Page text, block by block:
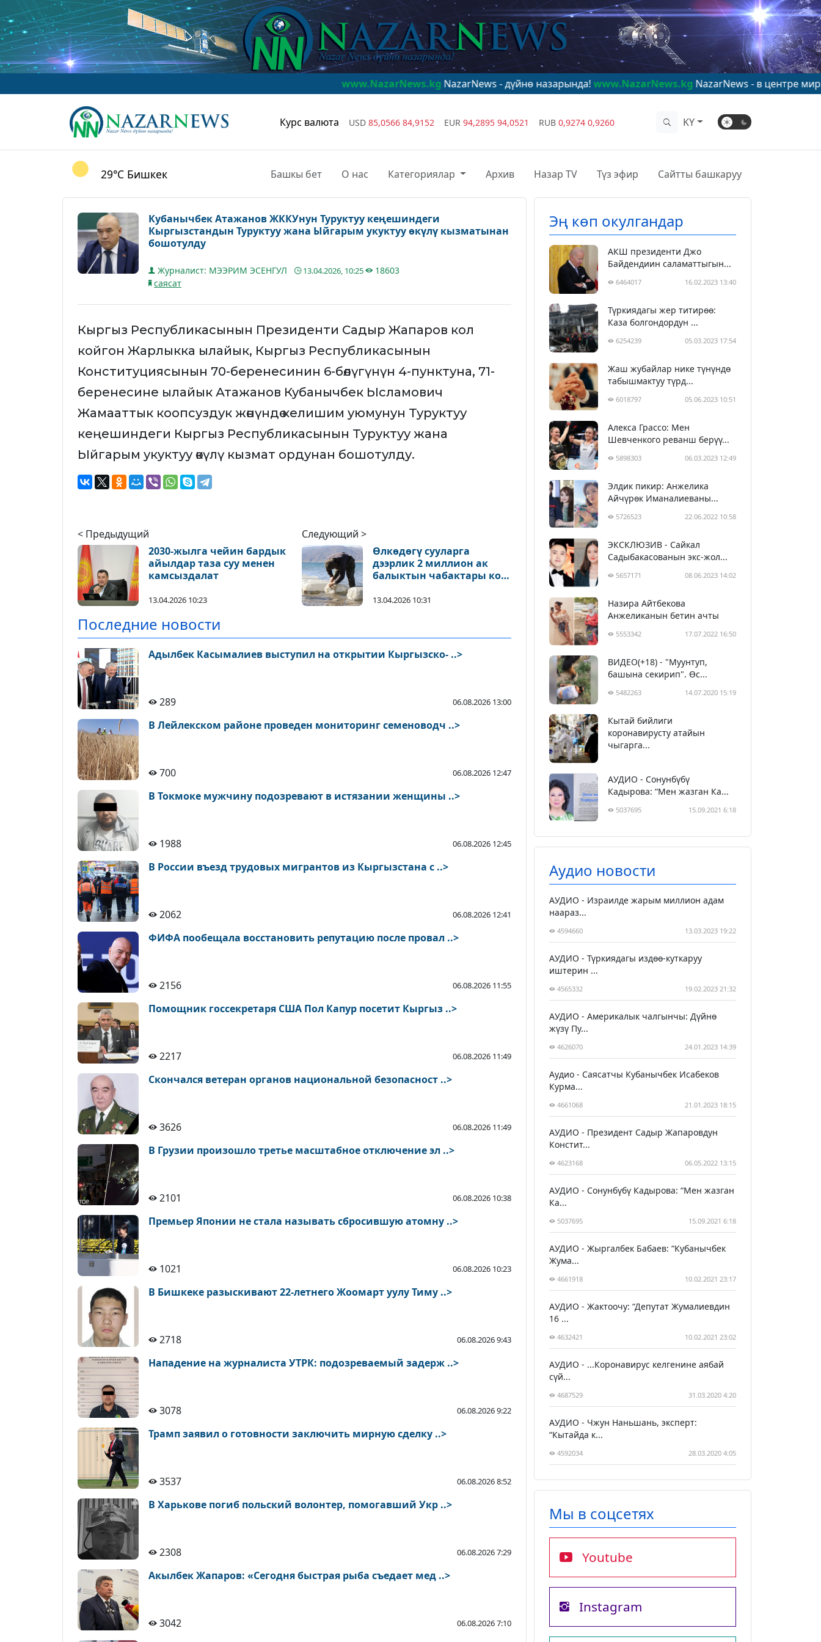
www.NazarNews.kgNazarNews - дүйнө назарында!www.NazarNews.kgNazarNews - в центре мирового
Курс валюта USD 85,0566 84,9152 EUR 94,2895 94,0521 RUB 0,9274 0,9260 KY
29°C Бишкек Башкы бет О нас Категориялар Архив Назар TV Түз эфир Сайтты башкаруу
Кубанычбек Атажанов ЖККУнун Туруктуу кеңешиндеги
Кыргызстандын Туруктуу жана Ыйгарым укуктуу өкүлү кызматынан
бошотулду
Журналист: МЭЭРИМ ЭСЕНГУЛ 13.04.2026, 10:25
18603
саясат
Кыргыз Республикасынын Президенти Садыр Жапаров кол
койгон Жарлыкка ылайык, Кыргыз Республикасынын
Конституциясынын 70-беренесинин 6-бөлүгүнүн 4-пунктуна, 71-
беренесине ылайык Атажанов Кубанычбек Ысламович
Жамааттык коопсуздук жөнүндө келишим уюмунун Туруктуу
кеңешиндеги Кыргыз Республикасынын Туруктуу жана
Ыйгарым укуктуу өкүлү кызмат ордунан бошотулду.
< Предыдущий
2030-жылга чейин бардык
айылдар таза суу менен
камсыздалат
13.04.2026 10:23
Следующий >
Өлкөдөгү сууларга
дээрлик 2 миллион ак
балыктын чабактары коё
13.04.2026 10:31
Последние новости
Адылбек Касымалиев выступил на открытии Кыргызско- ..>
289 06.08.2026 13:00
В Лейлекском районе проведен мониторинг семеноводч ..>
700 06.08.2026 12:47
В Токмоке мужчину подозревают в истязании женщины ..>
1988 06.08.2026 12:45
В России въезд трудовых мигрантов из Кыргызстана с ..>
2062 06.08.2026 12:41
ФИФА пообещала восстановить репутацию после провал ..>
2156 06.08.2026 11:55
Помощник госсекретаря США Пол Капур посетит Кыргыз ..>
2217 06.08.2026 11:49
Скончался ветеран органов национальной безопасност ..>
3626 06.08.2026 11:49
В Грузии произошло третье масштабное отключение эл ..>
2101 06.08.2026 10:38
Премьер Японии не стала называть сбросившую атомну ..>
1021 06.08.2026 10:23
В Бишкеке разыскивают 22-летнего Жоомарт уулу Тиму ..>
2718 06.08.2026 9:43
Нападение на журналиста УТРК: подозреваемый задерж ..>
3078 06.08.2026 9:22
Трамп заявил о готовности заключить мирную сделку ..>
3537 06.08.2026 8:52
В Харькове погиб польский волонтер, помогавший Укр ..>
2308 06.08.2026 7:29
Акылбек Жапаров: «Сегодня быстрая рыба съедает мед ..>
3042 06.08.2026 7:10
Эң көп окулгандар
АКШ президенти Джо
Байдендиин саламаттыгын...
6464017 16.02.2023 13:40
Түркиядагы жер титирөө:
Каза болгондордун ...
6254239 05.03.2023 17:54
Жаш жубайлар нике түнүндө
табышмактуу түрд...
6018797 05.06.2023 10:51
Алекса Грассо: Мен
Шевченкого реванш берүү...
5898303 06.03.2023 12:49
Элдик пикир: Анжелика
Айчүрөк Иманалиеваны...
5726523 22.06.2022 10:58
ЭКСКЛЮЗИВ - Сайкал
Садыбакасованын экс-жол...
5657171 08.06.2023 14:02
Назира Айтбекова
Анжеликанын бетин ачты
5553342 17.07.2022 16:50
ВИДЕО(+18) - "Муунтуп,
башына секирип". Өс...
5482263 14.07.2020 15:19
Кытай бийлиги
коронавирусту атайын
чыгарга...
АУДИО - Сонунбүбү
Кадырова: “Мен жазган Ка...
5037695 15.09.2021 6:18
Аудио новости
АУДИО - Израилде жарым миллион адам
наараз...
4594660 13.03.2023 19:22
АУДИО - Түркиядагы издөө-куткаруу
иштерин ...
4565332 19.02.2023 21:32
АУДИО - Америкалык чалгынчы: Дүйнө
жүзү Пу...
4626070 24.01.2023 14:39
Аудио - Саясатчы Кубанычбек Исабеков
Курма...
4661068 21.01.2023 18:15
АУДИО - Президент Садыр Жапаровдун
Констит...
4623168 06.05.2022 13:15
АУДИО - Сонунбүбү Кадырова: “Мен жазган
Ка...
5037695 15.09.2021 6:18
АУДИО - Жыргалбек Бабаев: “Кубанычбек
Жума...
4661918 10.02.2021 23:17
АУДИО - Жактоочу: “Депутат Жумалиевдин
16 ...
4632421 10.02.2021 23:02
АУДИО - ...Коронавирус келгенине аябай
сүй...
4687529 31.03.2020 4:20
АУДИО - Чжун Наньшань, эксперт:
“Кытайда к...
4592034 28.03.2020 4:05
Мы в соцсетях
Youtube
Instagram